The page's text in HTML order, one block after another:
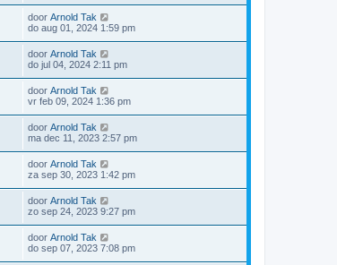
door Arnold Tak
do aug 01, 2024 1:59 pm
door Arnold Tak
do jul 04, 2024 2:11 pm
door Arnold Tak
vr feb 09, 2024 1:36 pm
door Arnold Tak
ma dec 11, 2023 2:57 pm
door Arnold Tak
za sep 30, 2023 1:42 pm
door Arnold Tak
zo sep 24, 2023 9:27 pm
door Arnold Tak
do sep 07, 2023 7:08 pm